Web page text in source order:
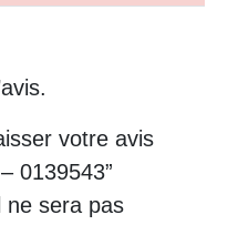
votre avis
0139543”
ne sera pas